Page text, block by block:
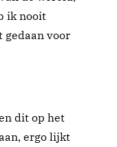
ik nooit
gedaan voor
dit op het
ergo lijkt